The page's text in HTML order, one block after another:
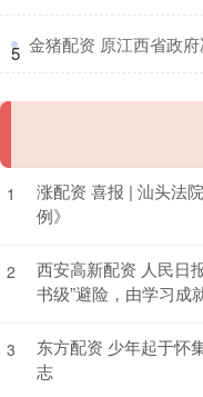
5 金猪配资 原江西省政
1
涨配资 喜报 | 汕头法
例》
2
西安高新配资 人民日
书级”避险，由学习成
3
东方配资 少年起于怀
志